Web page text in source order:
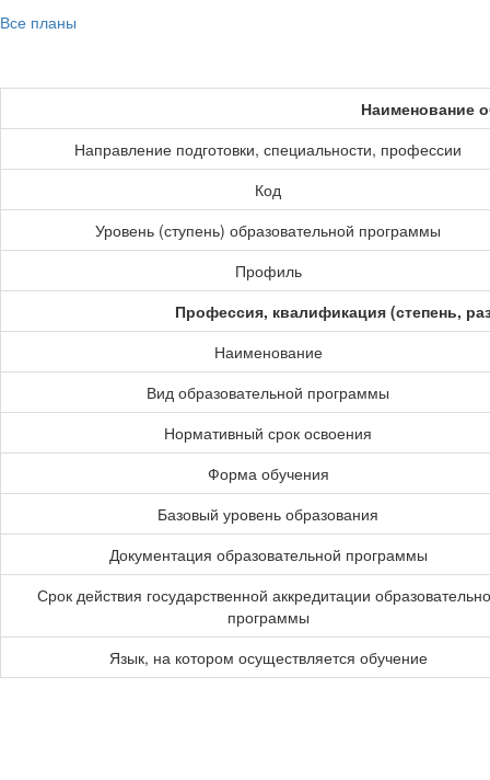
Все планы
Наименование
Направление подготовки, специальности, профессии
Код
Уровень (ступень) образовательной программы
Профиль
Профессия, квалификация (степень,
Наименование
Вид образовательной программы
Нормативный срок освоения
Форма обучения
Базовый уровень образования
Документация образовательной программы
Срок действия государственной аккредитации
программы
Язык, на котором осуществляется обучение